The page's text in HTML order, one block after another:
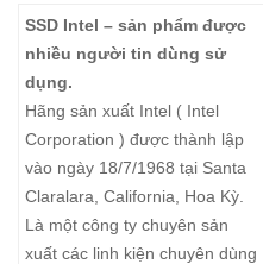
SSD Intel – sản phẩm được
nhiều người tin dùng sử
dụng.
Hãng sản xuất Intel ( Intel
Corporation ) được thành lập
vào ngày 18/7/1968 tại Santa
Claralara, California, Hoa Kỳ.
Là một công ty chuyên sản
xuất các linh kiện chuyên dùng